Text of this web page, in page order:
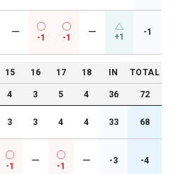
ー
-1 -1
ー +1 -1
15 16 17 18 IN TOTAL
4 3 5 4 36 72
3 3 4 4 33 68
-1
ー
-1
ー -3 -4